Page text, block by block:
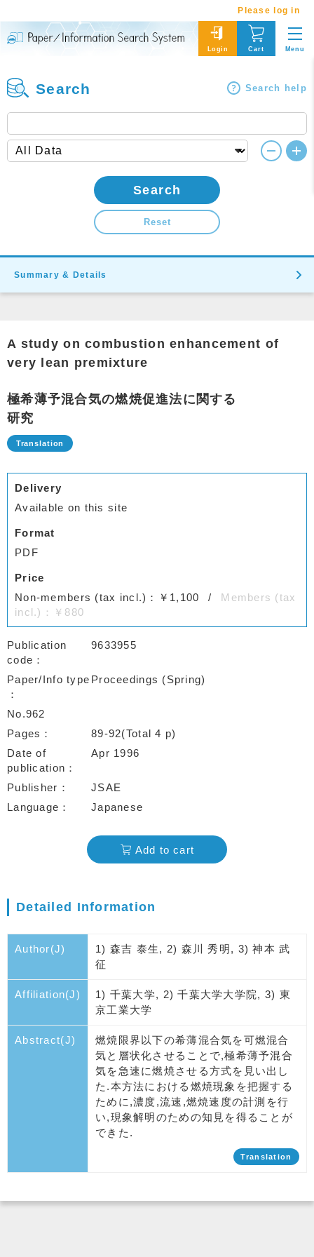
Please log in
Login Cart Menu
Search Search help
Search
Reset
Summary & Details
A study on combustion enhancement of
very lean premixture
極希薄予混合気の燃焼促進法に関する
研究
Delivery
Available on this site
Format
PDF
Price
Non-members (tax incl.)：￥1,100
Members (tax
incl.)：￥880
Publication
code
9633955
Paper/Info type Proceedings (Spring)
No.962
Pages
89-92(Total 4 p)
Date of
publication
Apr 1996
Publisher
JSAE
Language
Japanese
Add to cart
Detailed Information
Author(J)
1) 森吉 泰生, 2) 森川 秀明, 3) 神本 武
征
Affiliation(J)
1) 千葉大学, 2) 千葉大学大学院, 3) 東
京工業大学
Abstract(J)
燃焼限界以下の希薄混合気を可燃混合
気と層状化させることで,極希薄予混合
気を急速に燃焼させる方式を見い出し
た.本方法における燃焼現象を把握する
ために,濃度,流速,燃焼速度の計測を行
い,現象解明のための知見を得ることが
できた.
Translation